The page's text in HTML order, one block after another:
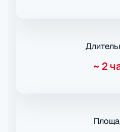
~ 2